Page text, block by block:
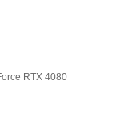
RTX 4080